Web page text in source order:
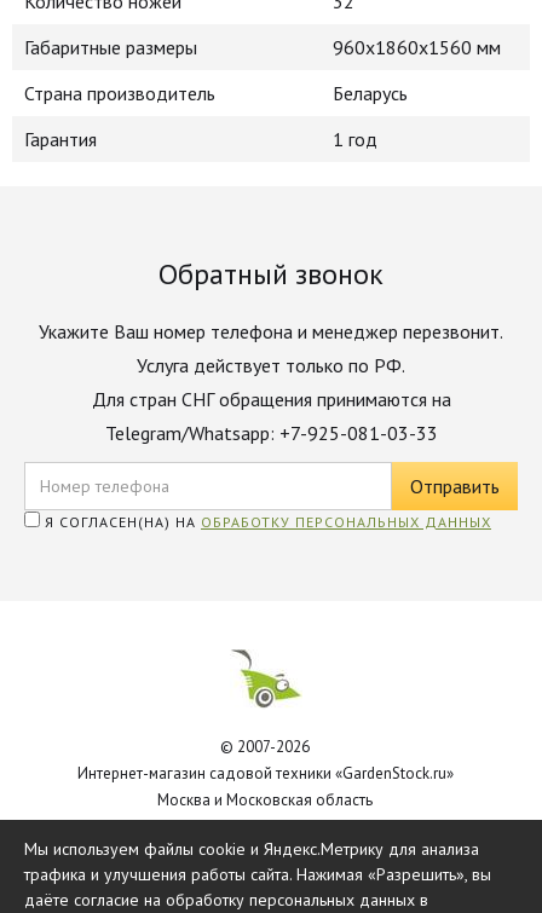
Габаритные размеры
960х1860х1560 мм
Страна производитель
Беларусь
Гарантия
1 год
Обратный звонок
Укажите Ваш номер телефона и менеджер перезвонит.
Услуга действует только по РФ.
Для стран СНГ обращения принимаются на
Telegram/Whatsapp: +7-925-081-03-33
Я СОГЛАСЕН(НА) НА ОБРАБОТКУ ПЕРСОНАЛЬНЫХ ДАННЫХ
© 2007-2026
Интернет-магазин садовой техники «GardenStock.ru»
Москва и Московская область
Мы используем файлы cookie и Яндекс.Метрику для анализа
трафика и улучшения работы сайта. Нажимая «Разрешить», вы
даёте согласие на обработку персональных данных в